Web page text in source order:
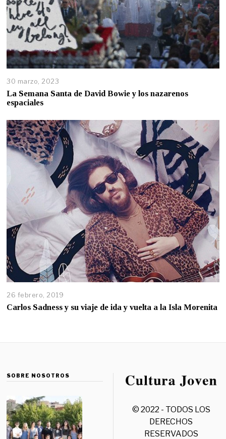
30 marzo, 2023
La Semana Santa de David Bowie y los nazarenos
espaciales
26 febrero, 2019
Carlos Sadness y su viaje de ida y vuelta a la Isla Morenita
SOBRE NOSOTROS
© 2022 - TODOS LOS
DERECHOS
RESERVADOS